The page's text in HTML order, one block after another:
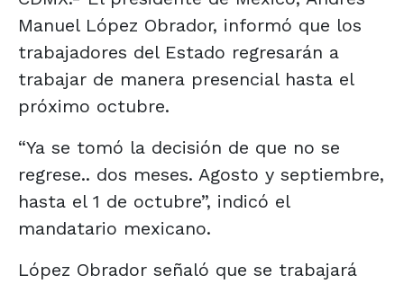
Manuel López Obrador, informó que los
trabajadores del Estado regresarán a
trabajar de manera presencial hasta el
próximo octubre.
“Ya se tomó la decisión de que no se
regrese.. dos meses. Agosto y septiembre,
hasta el 1 de octubre”, indicó el
mandatario mexicano.
López Obrador señaló que se trabajará